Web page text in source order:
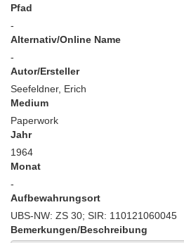
Pfad
-
Alternativ/Online Name
-
Autor/Ersteller
Seefeldner, Erich
Medium
Paperwork
Jahr
1964
Monat
-
Aufbewahrungsort
UBS-NW: ZS 30; SIR: 110121060045
Bemerkungen/Beschreibung